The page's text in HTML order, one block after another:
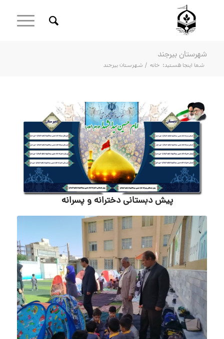
شهرستان بیرجند
شما اینجا هستید: خانه / شهرستان بیرجند
پیش دبستانی دخترانه و پسرانه